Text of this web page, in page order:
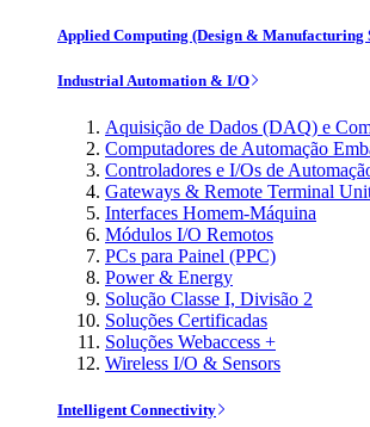
Applied Computing (Design & Manufacturing
Industrial Automation & I/O
Aquisição de Dados (DAQ) e
Computadores de Automação
Controladores e I/Os de
Gateways & Remote Terminal
Interfaces Homem-Máquina
Módulos I/O Remotos
PCs para Painel (PPC)
Power & Energy
Solução Classe I, Divisão 2
Soluções Certificadas
Soluções Webaccess +
Wireless I/O & Sensors
Intelligent Connectivity